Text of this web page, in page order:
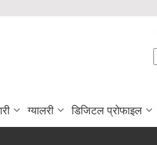
ग्यालरी डिजिटल प्रोफाइल